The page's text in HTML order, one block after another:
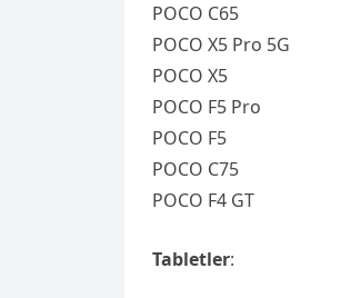
POCO C65
POCO X5 Pro 5G
POCO X5
POCO F5 Pro
POCO F5
POCO C75
POCO F4 GT
Tabletler: